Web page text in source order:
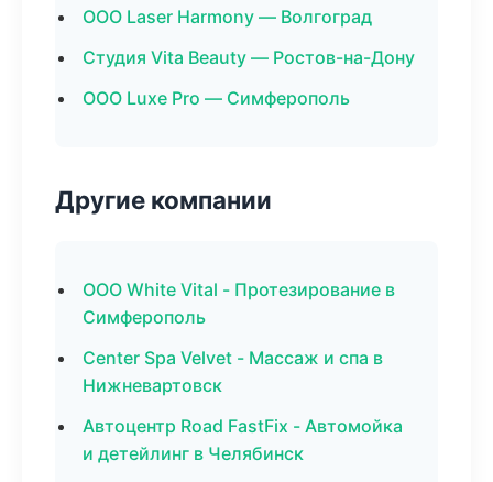
ООО Laser Harmony — Волгоград
Студия Vita Beauty — Ростов-на-Дону
ООО Luxe Pro — Симферополь
Другие компании
ООО White Vital - Протезирование в
Симферополь
Center Spa Velvet - Массаж и спа в
Нижневартовск
Автоцентр Road FastFix - Автомойка
и детейлинг в Челябинск